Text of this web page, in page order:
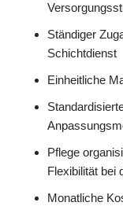
Ständiger
Schichtdienst
Einheitliche
Pflege
Flexibilität bei
Monatliche